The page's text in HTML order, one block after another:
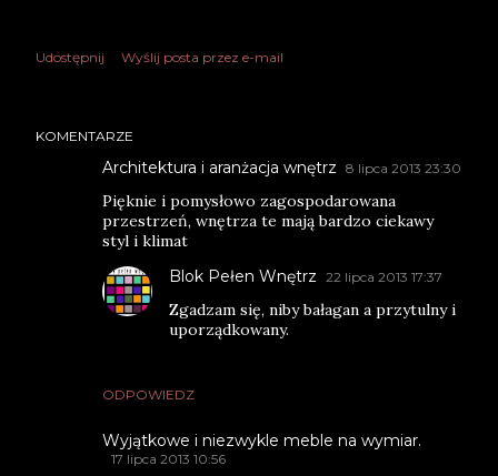
Udostępnij Wyślij posta przez e-mail
KOMENTARZE
Architektura i aranżacja wnętrz 8 lipca 2013 23:30
Pięknie i pomysłowo zagospodarowana
przestrzeń, wnętrza te mają bardzo ciekawy
styl i klimat
ODPOWIEDZ
Blok Pełen Wnętrz 22 lipca 2013 17:37
Zgadzam się, niby bałagan a przytulny i
uporządkowany.
Wyjątkowe i niezwykle meble na wymiar.
17 lipca 2013 10:56